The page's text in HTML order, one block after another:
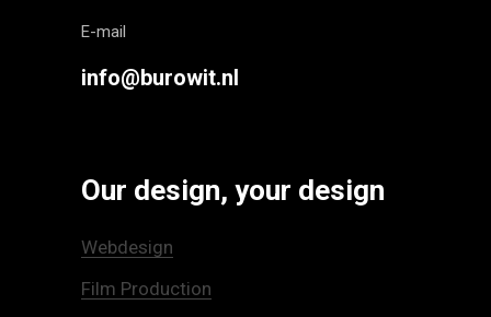
E-mail
info@burowit.nl
Our design, your design
Webdesign
Film Production